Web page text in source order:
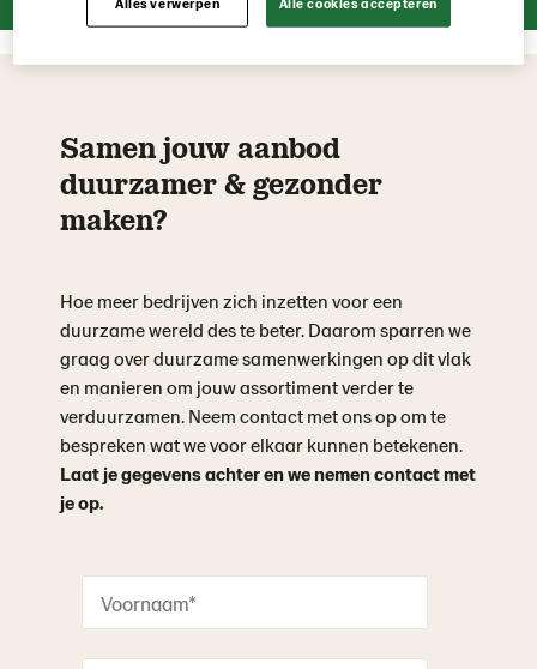
Samen jouw aanbod
duurzamer & gezonder
maken?
Hoe meer bedrijven zich inzetten voor een
duurzame wereld des te beter. Daarom sparren we
graag over duurzame samenwerkingen op dit vlak
en manieren om jouw assortiment verder te
verduurzamen. Neem contact met ons op om te
bespreken wat we voor elkaar kunnen betekenen.
Laat je gegevens achter en we nemen contact met
je op.